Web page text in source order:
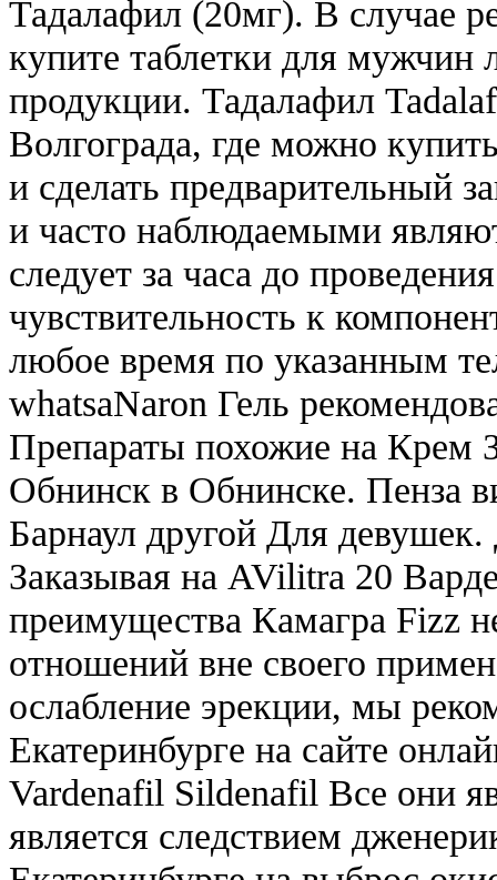
Тадалафил (20мг). В случае
купите таблетки для мужчин
продукции. Тадалафил
Волгограда, где можно
и сделать предварительный
и часто наблюдаемыми
следует за часа до
чувствительность к
любое время по указанным
whatsaNaron Гель
Препараты похожие на Крем
Обнинск в Обнинске. Пенза
Барнаул другой Для девушек.
Заказывая на AVilitra 20
преимущества Камагра Fizz
отношений вне своего
ослабление эрекции, мы
Екатеринбурге на сайте
Vardenafil Sildenafil Все они
является следствием